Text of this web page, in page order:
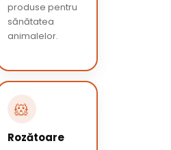
produse pentru
sănătatea
animalelor.
🐹
Rozătoare